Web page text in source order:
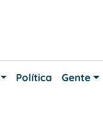
Política Gente